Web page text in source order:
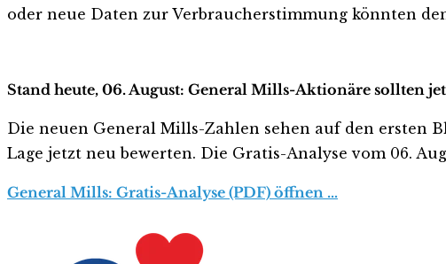
oder neue Daten zur Verbraucherstimmung könnten
Stand heute, 06. August: General Mills-Aktionäre sollten
Die neuen General Mills-Zahlen sehen auf den ersten
Lage jetzt neu bewerten. Die Gratis-Analyse vom 06.
General Mills: Gratis-Analyse (PDF) öffnen …